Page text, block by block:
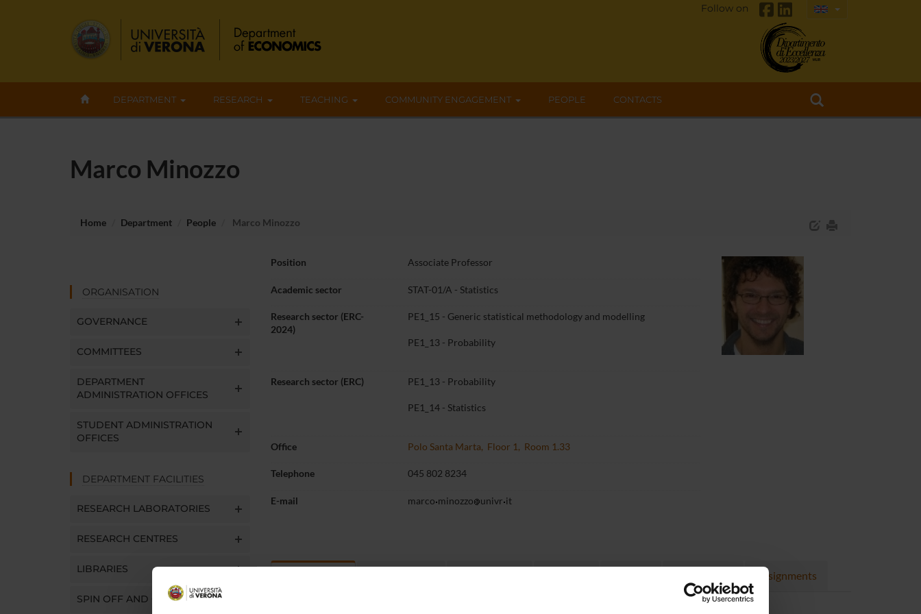
Follow on
DEPARTMENT RESEARCH TEACHING COMMUNITY ENGAGEMENT PEOPLE CONTACTS
Marco Minozzo
Home Department People Marco Minozzo
ORGANISATION
GOVERNANCE
COMMITTEES
DEPARTMENT
ADMINISTRATION OFFICES
STUDENT ADMINISTRATION
OFFICES
DEPARTMENT FACILITIES
RESEARCH LABORATORIES
RESEARCH CENTRES
LIBRARIES
SPIN OFF AND COMPANIES
Position Associate Professor
Academic sector STAT-01/A - Statistics
Research sector (ERC-
2024)
PE1_15 - Generic statistical methodology and modelling
PE1_13 - Probability
Research sector (ERC) PE1_13 - Probability
PE1_14 - Statistics
Office Polo Santa Marta, Floor 1, Room 1.33
Telephone 045 802 8234
E-mail marco minozzo univr it
Assignments